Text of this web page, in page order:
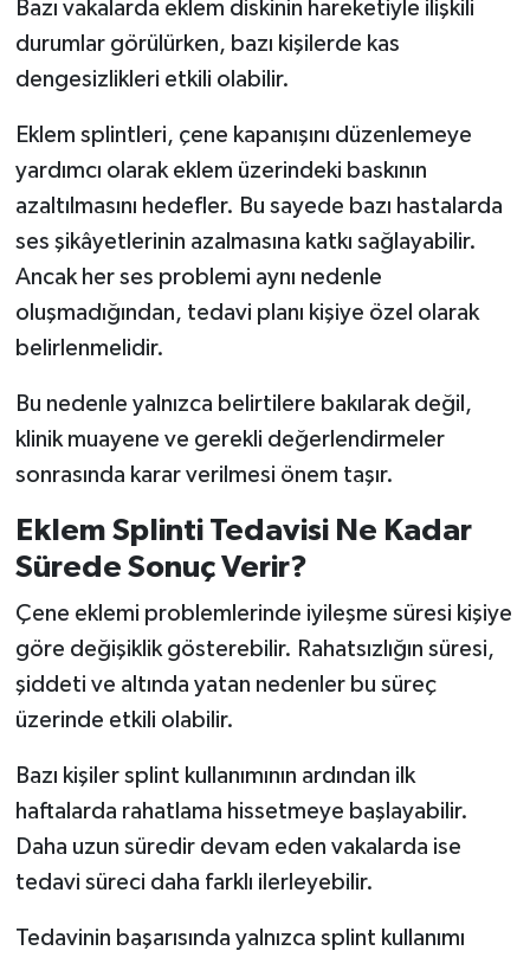
Bazı vakalarda eklem diskinin hareketiyle ilişkili
durumlar görülürken, bazı kişilerde kas
dengesizlikleri etkili olabilir.
Eklem splintleri, çene kapanışını düzenlemeye
yardımcı olarak eklem üzerindeki baskının
azaltılmasını hedefler. Bu sayede bazı hastalarda
ses şikâyetlerinin azalmasına katkı sağlayabilir.
Ancak her ses problemi aynı nedenle
oluşmadığından, tedavi planı kişiye özel olarak
belirlenmelidir.
Bu nedenle yalnızca belirtilere bakılarak değil,
klinik muayene ve gerekli değerlendirmeler
sonrasında karar verilmesi önem taşır.
Eklem Splinti Tedavisi Ne Kadar
Sürede Sonuç Verir?
Çene eklemi problemlerinde iyileşme süresi kişiye
göre değişiklik gösterebilir. Rahatsızlığın süresi,
şiddeti ve altında yatan nedenler bu süreç
üzerinde etkili olabilir.
Bazı kişiler splint kullanımının ardından ilk
haftalarda rahatlama hissetmeye başlayabilir.
Daha uzun süredir devam eden vakalarda ise
tedavi süreci daha farklı ilerleyebilir.
Tedavinin başarısında yalnızca splint kullanımı